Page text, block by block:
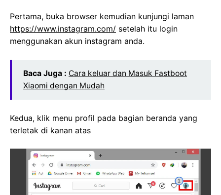
Pertama, buka browser kemudian kunjungi laman
https://www.instagram.com/ setelah itu login
menggunakan akun instagram anda.
Baca Juga : Cara keluar dan Masuk Fastboot
Xiaomi dengan Mudah
Kedua, klik menu profil pada bagian beranda yang
terletak di kanan atas